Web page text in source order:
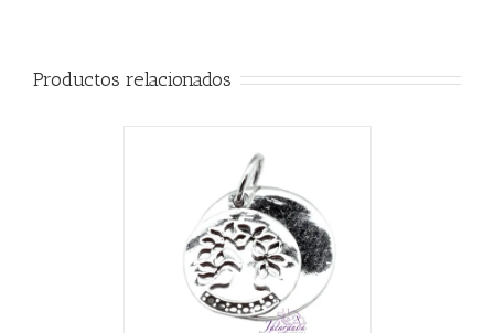
Productos relacionados